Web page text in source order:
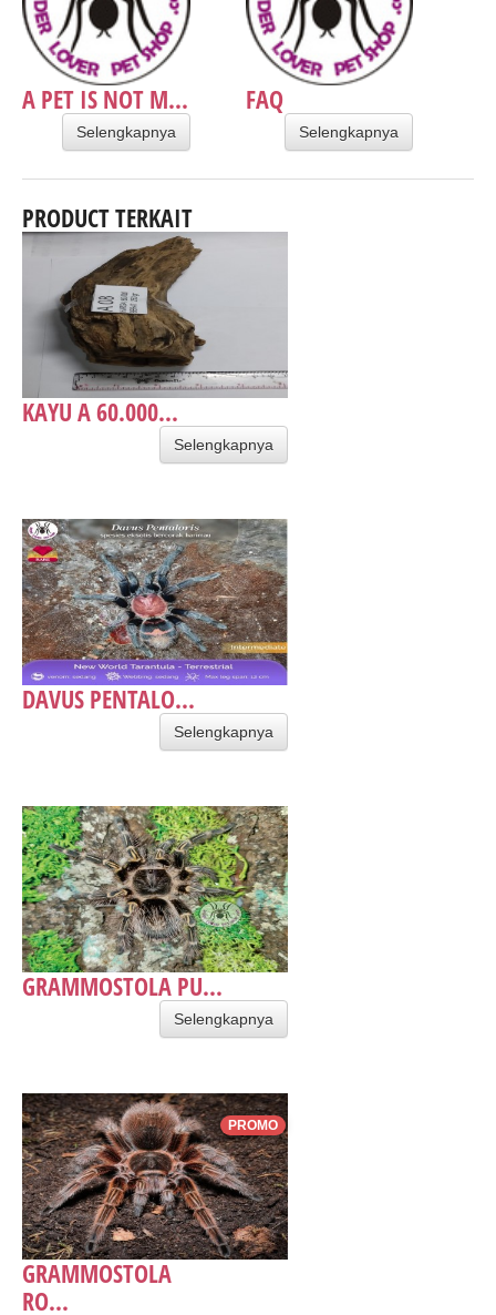
A PET IS NOT M...
Selengkapnya
FAQ
Selengkapnya
PRODUCT TERKAIT
KAYU A 60.000...
Selengkapnya
DAVUS PENTALO...
Selengkapnya
GRAMMOSTOLA PU...
Selengkapnya
PROMO
GRAMMOSTOLA
RO...